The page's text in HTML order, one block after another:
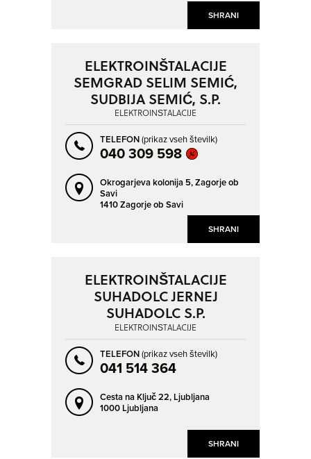
SHRANI
SHRANI
ELEKTROINŠTALACIJE
SEMGRAD SELIM SEMIĆ,
SUDBIJA SEMIĆ, S.P.
ELEKTROINŠTALACIJE
TELEFON(prikaz vseh številk)
040 309 598
Okrogarjeva kolonija 5,Zagorje ob
Savi
1410 Zagorje ob Savi
SHRANI
ELEKTROINŠTALACIJE
SUHADOLC JERNEJ
SUHADOLC S.P.
ELEKTROINŠTALACIJE
TELEFON(prikaz vseh številk)
041 514 364
Cesta na Ključ 22, Ljubljana
1000 Ljubljana